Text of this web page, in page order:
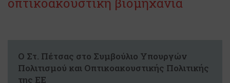
Ο Στ. Πέτσας στο Συμβούλιο Υπουργών
Πολιτισμού και Οπτικοακουστικής Πολιτικής
της ΕE